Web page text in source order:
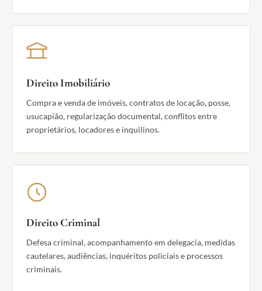
Direito Imobiliário
Compra e venda de imóveis, contratos de locação, posse,
usucapião, regularização documental, conflitos entre
proprietários, locadores e inquilinos.
Direito Criminal
Defesa criminal, acompanhamento em delegacia, medidas
cautelares, audiências, inquéritos policiais e processos
criminais.